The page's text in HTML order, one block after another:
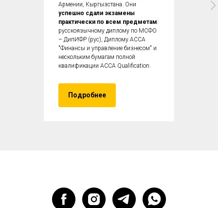
Армении, Кыргызстана. Они
успешно сдали экзамены
практически по всем предметам:
русскоязычному диплому по МСФО
– ДипИФР (рус), Диплому ACCA
"Финансы и управление бизнесом" и
нескольким бумагам полной
квалификации ACCA Qualification.
Подробнее